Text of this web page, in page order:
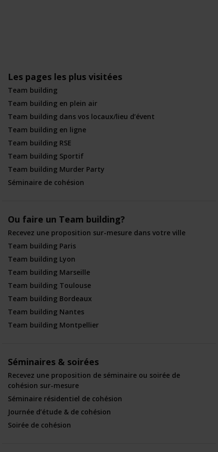
Les pages les plus visitées
Team building
Team building en plein air
Team building dans vos locaux/lieu d’évent
Team building en ligne
Team building RSE
Team building Sportif
Team building Murder Party
Séminaire de cohésion
Ou faire un Team building?
Recevez une proposition sur-mesure dans votre ville
Team building Paris
Team building Lyon
Team building Marseille
Team building Toulouse
Team building Bordeaux
Team building Nantes
Team building Montpellier
Séminaires & soirées
Recevez une proposition de séminaire ou soirée de
cohésion sur-mesure
Séminaire résidentiel de cohésion
Journée d’étude & de cohésion
Soirée de cohésion